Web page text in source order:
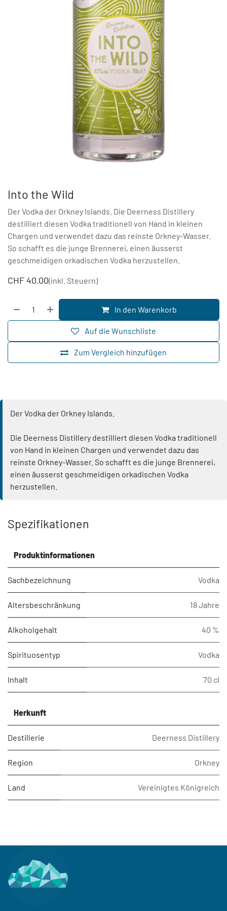
Into the Wild
Der Vodka der Orkney Islands. Die Deerness Distillery
destilliert diesen Vodka traditionell von Hand in kleinen
Chargen und verwendet dazu das reinste Orkney-Wasser.
So schafft es die junge Brennerei, einen äusserst
geschmeidigen orkadischen Vodka herzustellen.
CHF 40.00(inkl. Steuern)
In den Warenkorb
Zum Vergleich hinzufügen
Auf die Wunschliste
Der Vodka der Orkney Islands.
Die Deerness Distillery destilliert diesen Vodka traditionell
von Hand in kleinen Chargen und verwendet dazu das
reinste Orkney-Wasser. So schafft es die junge Brennerei,
einen äusserst geschmeidigen orkadischen Vodka
herzustellen.
Spezifikationen
Produktinformationen
Sachbezeichnung Vodka
Altersbeschränkung 18 Jahre
Alkoholgehalt 40 %
Spirituosentyp Vodka
Inhalt 70 cl
Herkunft
Destillerie Deerness Distillery
Region Orkney
Land Vereinigtes Königreich